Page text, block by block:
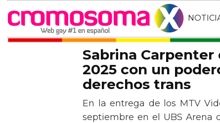
Sabrina Carpenter
2025 con un
derechos trans
En la entrega de los MTV
septiembre en el UBS Arena